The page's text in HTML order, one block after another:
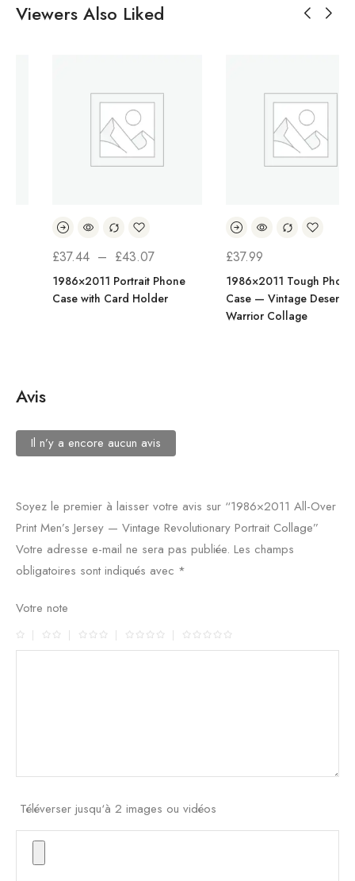
Viewers Also Liked
37.44 – £43.07PLAGE
DE
PRIX :
1986×2011 Portrait Phone
Case with Card Holder
37.99
1986×2011 Tough Phone
Case — Vintage Desert
Warrior Collage
Avis
Il n’y a encore aucun avis
Soyez le premier à laisser votre avis sur “1986×2011 All-Over
Print Men’s Jersey — Vintage Revolutionary Portrait Collage”
Votre adresse e-mail ne sera pas publiée. Les champs
obligatoires sont indiqués avec *
Votre note
Téléverser jusqu‘à 2 images ou vidéos